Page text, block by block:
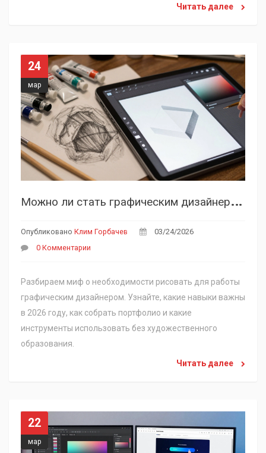
Читать далее
24
мар
М
ожно ли стать графическим дизайнером без умения рисовать: реальность 2026 года
Опубликовано Клим Горбачев
03/24/2026
0 Комментарии
Разбираем миф о необходимости рисовать для работы
графическим дизайнером. Узнайте, какие навыки важны
в 2026 году, как собрать портфолио и какие
инструменты использовать без художественного
образования.
Читать далее
22
мар